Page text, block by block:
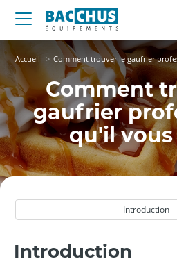
Accueil Comment trouver le gaufrier
Comment
gaufrier
qu'il
Introduction
Introduction